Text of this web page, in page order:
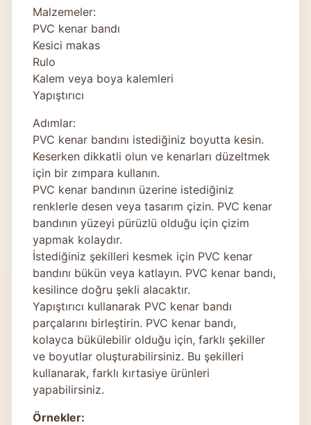
Malzemeler:
PVC kenar bandı
Kesici makas
Rulo
Kalem veya boya kalemleri
Yapıştırıcı
Adımlar:
PVC kenar bandını istediğiniz boyutta kesin.
Keserken dikkatli olun ve kenarları düzeltmek
için bir zımpara kullanın.
PVC kenar bandının üzerine istediğiniz
renklerle desen veya tasarım çizin. PVC kenar
bandının yüzeyi pürüzlü olduğu için çizim
yapmak kolaydır.
İstediğiniz şekilleri kesmek için PVC kenar
bandını bükün veya katlayın. PVC kenar bandı,
kesilince doğru şekli alacaktır.
Yapıştırıcı kullanarak PVC kenar bandı
parçalarını birleştirin. PVC kenar bandı,
kolayca bükülebilir olduğu için, farklı şekiller
ve boyutlar oluşturabilirsiniz. Bu şekilleri
kullanarak, farklı kırtasiye ürünleri
yapabilirsiniz.
Örnekler: